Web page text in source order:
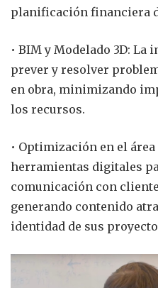
planificación financiera
• BIM y Modelado 3D:
prever y resolver
en obra, minimizando
los recursos.
• Optimización en el
herramientas digitales
comunicación con
generando contenido
identidad de sus